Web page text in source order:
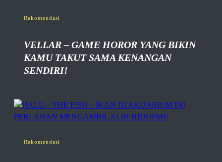
Rekomendasi
VELLAR – GAME HOROR YANG BIKIN
KAMU TAKUT SAMA KENANGAN
SENDIRI!
Rekomendasi